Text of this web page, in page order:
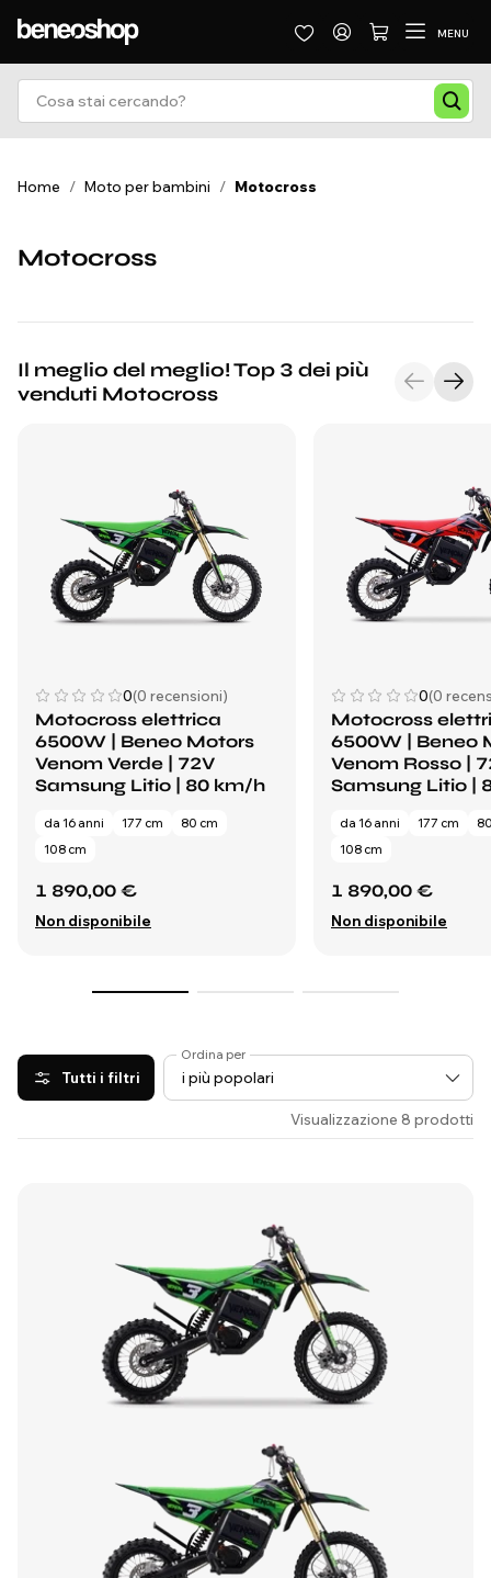
MENU
Home / Moto per bambini / Motocross
Motocross
Il meglio del meglio! Top 3 dei più
venduti Motocross
0(0 recensioni)
Motocross elettrica
6500W | Beneo Motors
Venom Verde | 72V
Samsung Litio | 80 km/h
da 16 anni 177 cm
80 cm
108 cm
1 890,00 €
Non disponibile
0(0
Motocross
6500W | Beneo
Venom Rosso |
Samsung Litio |
da 16 anni 177 cm
108 cm
1 890,00 €
Non disponibile
Tutti i filtri
Ordina per
Visualizzazione 8 prodotti